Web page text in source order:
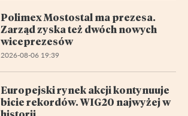
Polimex Mostostal ma prezesa.
Zarząd zyska też dwóch nowych
wiceprezesów
2026-08-06 19:39
Europejski rynek akcji kontynuuje
bicie rekordów. WIG20 najwyżej w